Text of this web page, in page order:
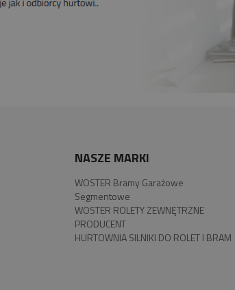
NASZE MARKI
WOSTER Bramy Garażowe
Segmentowe
WOSTER ROLETY ZEWNĘTRZNE
PRODUCENT
HURTOWNIA SILNIKI DO ROLET I BRAM